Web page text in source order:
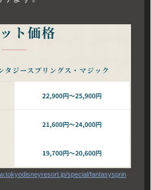
special/fantasysprin